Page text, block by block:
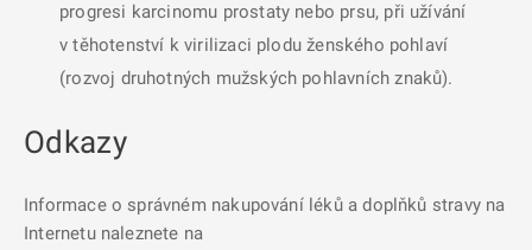
progresi karcinomu prostaty nebo prsu, při užívání
v těhotenství k virilizaci plodu ženského pohlaví
(rozvoj druhotných mužských pohlavních znaků).
Odkazy
Informace o správném nakupování léků a doplňků stravy na
Internetu naleznete na